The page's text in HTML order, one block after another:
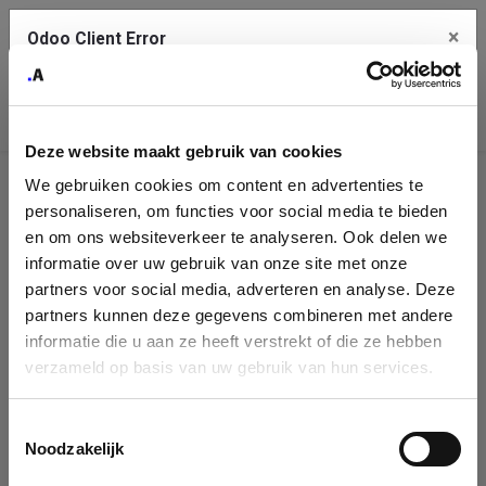
Deze website maakt gebruik van cookies
We gebruiken cookies om content en advertenties te
personaliseren, om functies voor social media te bieden
en om ons websiteverkeer te analyseren. Ook delen we
informatie over uw gebruik van onze site met onze
partners voor social media, adverteren en analyse. Deze
partners kunnen deze gegevens combineren met andere
informatie die u aan ze heeft verstrekt of die ze hebben
verzameld op basis van uw gebruik van hun services.
Noodzakelijk
Company
Identification
Please fill in your company details
You can search a company in our database by name, VAT or
enterprise ID. When a company is selected it will auto-complete the
form. If you don't find your company in our database, you can create
Odoo Client Error ×
service.
See details
Ok